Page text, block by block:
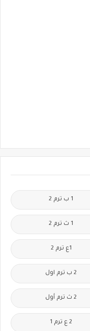
1 ب ترم 2
1 ث ترم 2
1ع ترم 2
2 ب ترم اول
2 ث ترم أول
2 ع ترم 1